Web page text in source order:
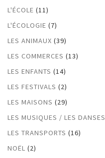
L'ÉCOLE (11)
L'ÉCOLOGIE (7)
LES ANIMAUX (39)
LES COMMERCES (13)
LES ENFANTS (14)
LES FESTIVALS (2)
LES MAISONS (29)
LES MUSIQUES / LES DANSES
LES TRANSPORTS (16)
NOËL (2)